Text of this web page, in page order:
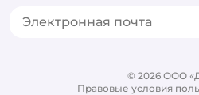
Блог
Корм для
© 2026 ООО
Правовые условия